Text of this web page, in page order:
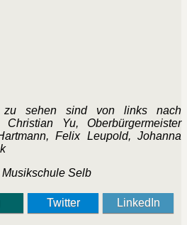
zu sehen sind von links nach
Yu, Oberbürgermeister
Felix Leupold, Johanna
Selb
Twitter LinkedIn